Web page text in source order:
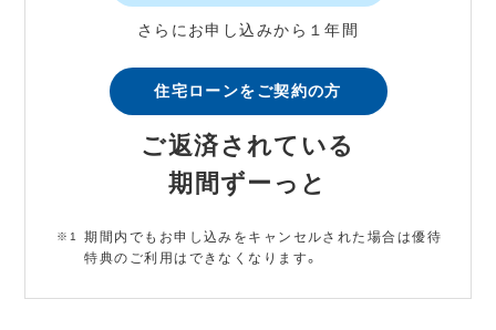
さらにお申し込みから１年間
住宅ローンをご契約の方
ご返済されている
期間ずーっと
期間内でもお申し込みをキャンセルされた場合は優待
特典のご利用はできなくなります。